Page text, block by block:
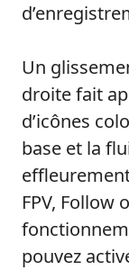
Un
droite fait
d’icônes
base et la
FPV, Follow
pouvez